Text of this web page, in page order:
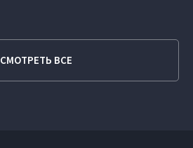
СМОТРЕТЬ ВСЕ